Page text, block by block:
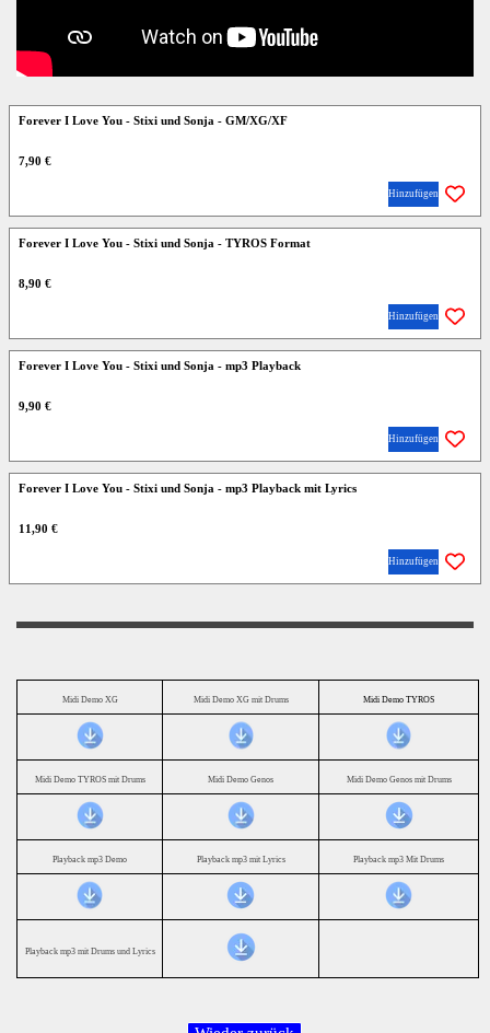
Forever I Love You - Stixi und Sonja - GM/XG/XF
7,90 €
Hinzufügen
Forever I Love You - Stixi und Sonja - TYROS Format
8,90 €
Hinzufügen
Forever I Love You - Stixi und Sonja - mp3 Playback
9,90 €
Hinzufügen
Forever I Love You - Stixi und Sonja - mp3 Playback mit Lyrics
11,90 €
Hinzufügen
Midi Demo XG Midi Demo XG mit Drums Midi Demo TYROS
Midi Demo TYROS mit Drums Midi Demo Genos Midi Demo Genos mit Drums
Playback mp3 Demo Playback mp3 mit Lyrics Playback mp3 Mit Drums
Playback mp3 mit Drums und Lyrics